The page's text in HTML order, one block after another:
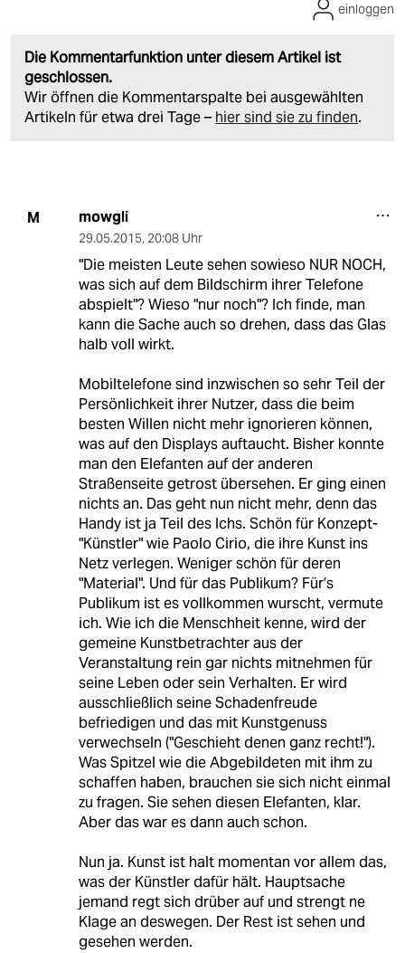
Die Kommentarfunktion unter diesem Artikel ist
geschlossen.
Wir öffnen die Kommentarspalte bei ausgewählten
Artikeln für etwa drei Tage – hier sind sie zu finden.
einloggen
M mowgli
29.05.2015, 20:08 Uhr
"Die meisten Leute sehen sowieso NUR NOCH,
was sich auf dem Bildschirm ihrer Telefone
abspielt"? Wieso "nur noch"? Ich finde, man
kann die Sache auch so drehen, dass das Glas
halb voll wirkt.
Mobiltelefone sind inzwischen so sehr Teil der
Persönlichkeit ihrer Nutzer, dass die beim
besten Willen nicht mehr ignorieren können,
was auf den Displays auftaucht. Bisher konnte
man den Elefanten auf der anderen
Straßenseite getrost übersehen. Er ging einen
nichts an. Das geht nun nicht mehr, denn das
Handy ist ja Teil des Ichs. Schön für Konzept-
"Künstler" wie Paolo Cirio, die ihre Kunst ins
Netz verlegen. Weniger schön für deren
"Material". Und für das Publikum? Für’s
Publikum ist es vollkommen wurscht, vermute
ich. Wie ich die Menschheit kenne, wird der
gemeine Kunstbetrachter aus der
Veranstaltung rein gar nichts mitnehmen für
seine Leben oder sein Verhalten. Er wird
ausschließlich seine Schadenfreude
befriedigen und das mit Kunstgenuss
verwechseln ("Geschieht denen ganz recht!").
Was Spitzel wie die Abgebildeten mit ihm zu
schaffen haben, brauchen sie sich nicht einmal
zu fragen. Sie sehen diesen Elefanten, klar.
Aber das war es dann auch schon.
Nun ja. Kunst ist halt momentan vor allem das,
was der Künstler dafür hält. Hauptsache
jemand regt sich drüber auf und strengt ne
Klage an deswegen. Der Rest ist sehen und
gesehen werden.